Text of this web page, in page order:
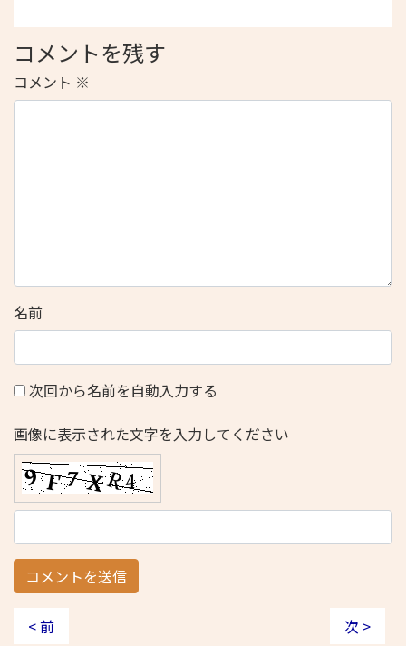
コメントを残す
コメント ※
名前
次回から名前を自動入力する
画像に表示された文字を入力してください
< 前 次 >